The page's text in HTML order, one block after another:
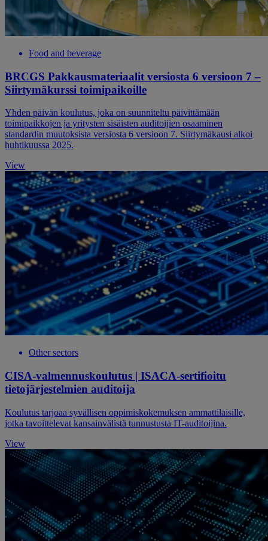
Food and beverage
BRCGS Pakkausmateriaalit versiosta 6 versioon 7 –
Siirtymäkurssi toimipaikoille
Yhden päivän koulutus, joka on suunniteltu päivittämään
toimipaikkojen ja yritysten sisäisten auditoijien osaaminen
standardin muutoksista versiosta 6 versioon 7. Siirtymäkausi alkoi
huhtikuussa 2025.
View
Other sectors
CISA-valmennuskoulutus | ISACA-sertifioitu
tietojärjestelmien auditoija
Koulutus tarjoaa syvällisen oppimiskokemuksen ammattilaisille,
jotka tavoittelevat kansainvälistä tunnustusta IT-auditoijina.
View